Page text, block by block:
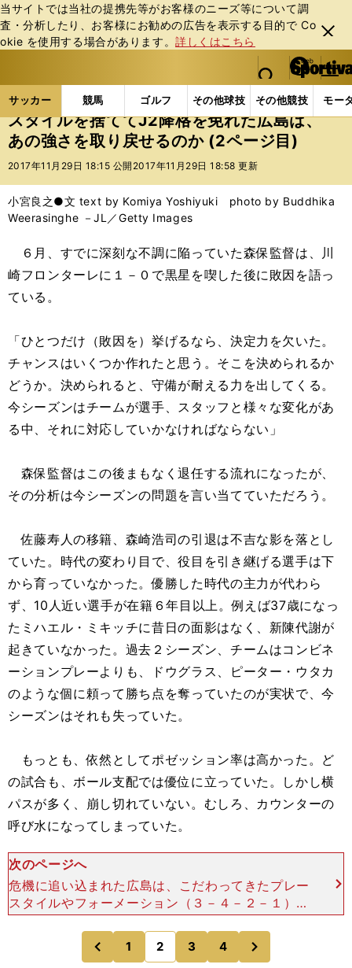
当サイトでは当社の提携先等がお客様のニーズ等について調
査・分析したり、お客様にお勧めの広告を表⽰する⽬的で Co
okie を使⽤する場合があります。詳しくはこちら
閉じ
る
web Sportiva (webスポルティーバ)
検索
マイペ
ー
ジ
メニュ
サッカー 競馬 ゴルフ その他球技 その他競技 モー
ス
ポ
ル
バ
サッカーの記事一覧 Jリーグ他 Jリーグ スタイ
スタイルを捨ててJ2降格を免れた広島は、
あの強さを取り戻せるのか (2ページ目)
2017年11月29日 18:15 公開 2017年11月29日 18:58 更新
小宮良之●文 text by Komiya Yoshiyuki photo by Buddhika
Weerasinghe －JL／Getty Images
６月、すでに深刻な不調に陥っていた森保監督は、川
崎フロンターレに１－０で黒星を喫した後に敗因を語っ
ている。
「ひとつだけ（敗因を）挙げるなら、決定力を欠いた。
チャンスはいくつか作れたと思う。そこを決められるか
どうか。決められると、守備が耐える力を出してくる。
今シーズンはチームが選手、スタッフと様々な変化があ
る中、それに対応していかなければならない」
森保監督はこの後まもなく退任する流れになったが、
その分析は今シーズンの問題を言い当てていただろう。
佐藤寿人の移籍、森崎浩司の引退は不吉な影を落とし
ていた。時代の変わり目で、役目を引き継げる選手は下
から育っていなかった。優勝した時代の主力が代わら
ず、10人近い選手が在籍６年目以上。例えば37歳になっ
たミハエル・ミキッチに昔日の面影はなく、新陳代謝が
起きていなかった。過去２シーズン、チームはコンビネ
ーションプレーよりも、ドウグラス、ピーター・ウタカ
のような個に頼って勝ち点を奪っていたのが実状で、今
シーズンはそれも失っていた。
もっとも、依然としてポゼッション率は高かった。ど
の試合も、ボール支配では優位に立っていた。しかし横
パスが多く、崩し切れていない。むしろ、カウンターの
呼び水になってしまっていた。
次のページへ
危機に追い込まれた広島は、こだわってきたプレー
スタイルやフォーメーション（３－４－２－１）を
かなぐり捨てた。｢リスクを避け、サイドにボール
を入れ、攻撃はそこからのクロス中心｣ それが後
半戦から指揮を執
前
のページへ
1 2 3 4
のページへ